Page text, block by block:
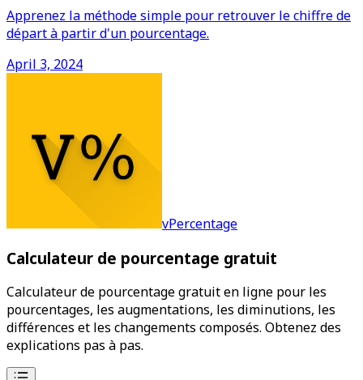
Apprenez la méthode simple pour retrouver le chiffre de
départ à partir d'un pourcentage.
April 3, 2024
vPercentage
Calculateur de pourcentage gratuit
Calculateur de pourcentage gratuit en ligne pour les
pourcentages, les augmentations, les diminutions, les
différences et les changements composés. Obtenez des
explications pas à pas.